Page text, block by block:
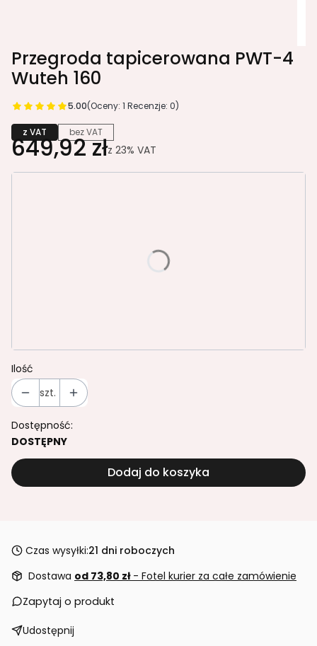
Przegroda tapicerowana PWT-4
Wuteh 160
5.00(Oceny: 1 Recenzje: 0)
z VAT bez VAT
649,92 złz 23% VAT
Ilość
szt.
Dostępność:
DOSTĘPNY
Dodaj do koszyka
Czas wysyłki:21 dni roboczych
Dostawa od 73,80 zł - Fotel kurier za całe zamówienie
Zapytaj o produkt
Udostępnij